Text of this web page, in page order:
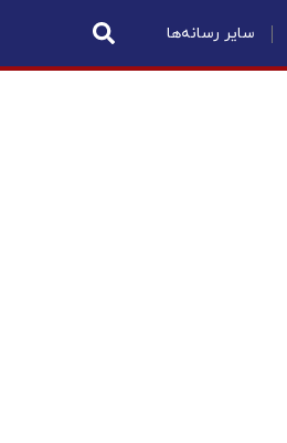
سایر رسانه‌ها